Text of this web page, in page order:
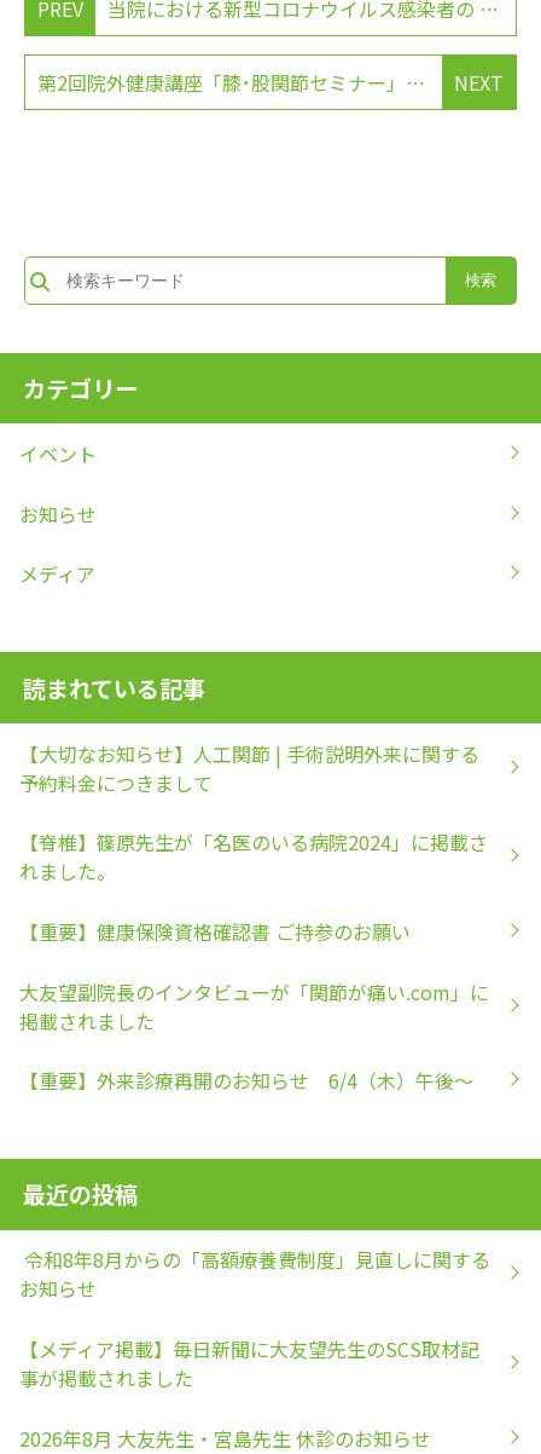
PREV 当院における新型コロナウイルス感染者の 発生に関する重要なお知らせ ＜第2報＞
NEXT
第2回院外健康講座「膝･股関節セミナー」の開催のお知らせ
カテゴリー
イベント
お知らせ
メディア
読まれている記事
【大切なお知らせ】人工関節 | 手術説明外来に関する
予約料金につきまして
【脊椎】篠原先生が「名医のいる病院2024」に掲載さ
れました。
【重要】健康保険資格確認書 ご持参のお願い
大友望副院長のインタビューが「関節が痛い.com」に
掲載されました
【重要】外来診療再開のお知らせ 6/4（木）午後～
最近の投稿
令和8年8月からの「高額療養費制度」見直しに関する
お知らせ
【メディア掲載】毎日新聞に大友望先生のSCS取材記
事が掲載されました
2026年8月 大友先生・宮島先生 休診のお知らせ